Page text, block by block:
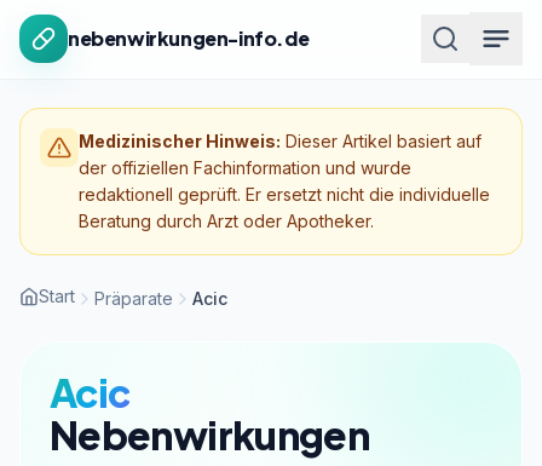
Zum Inhalt springen
nebenwirkungen-info.de
Medizinischer Hinweis: Dieser Artikel basiert auf
der offiziellen Fachinformation und wurde
redaktionell geprüft. Er ersetzt nicht die individuelle
Beratung durch Arzt oder Apotheker.
Start Präparate Acic
Acic
Nebenwirkungen